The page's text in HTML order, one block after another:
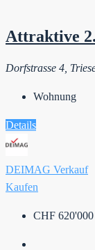
Attraktive
Dorfstrasse 4,
Wohnung
Details
DEIMAG Verkauf
Kaufen
CHF 620'000